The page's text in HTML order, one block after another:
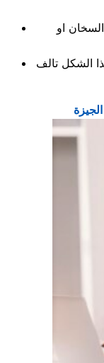
السخان او
الشكل تالف